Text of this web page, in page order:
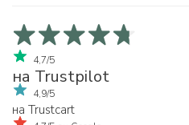
4,7/5
на Trustpilot
4,9/5
на Trustcart